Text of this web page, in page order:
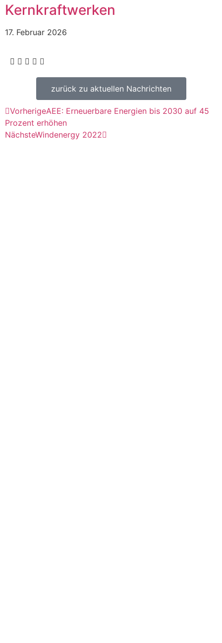
Kernkraftwerken
17. Februar 2026
zurück zu aktuellen Nachrichten
VorherigeAEE: Erneuerbare Energien bis 2030 auf 45
Prozent erhöhen
NächsteWindenergy 2022